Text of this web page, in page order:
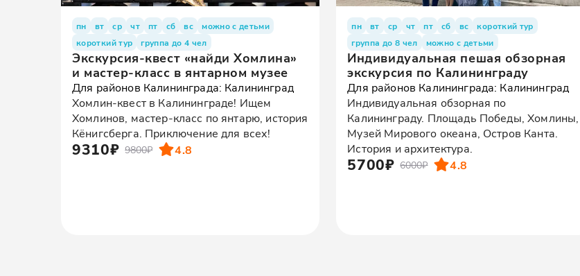
пн вт ср чт пт сб вс
можно с детьми
короткий тур
группа до 4 чел
Экскурсия-квест «найди Хомлина»
и мастер-класс в янтарном музее
Для районов Калининграда: Калининград
Хомлин-квест в Калининграде! Ищем
Хомлинов, мастер-класс по янтарю, история
Кёнигсберга. Приключение для всех!
9310₽ 9800₽ 4.8
пн вт ср чт пт сб вс
короткий тур
группа до 8 чел
можно с детьми
Индивидуальная пешая обзорная
экскурсия по Калининграду
Для районов Калининграда: Калининград
Индивидуальная обзорная по
Калининграду. Площадь Победы, Хомлины,
Музей Мирового океана, Остров Канта.
История и архитектура.
5700₽ 6000₽ 4.8